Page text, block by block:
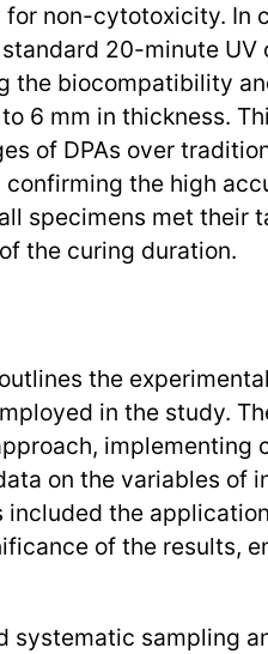
non-cytotoxicity. In
20-minute UV
the biocompatibility
6 mm in thickness.
of DPAs over
the high
specimens met their
the curing duration.
the
in the study.
implementing
on the variables of
included the
of the results,
systematic sampling